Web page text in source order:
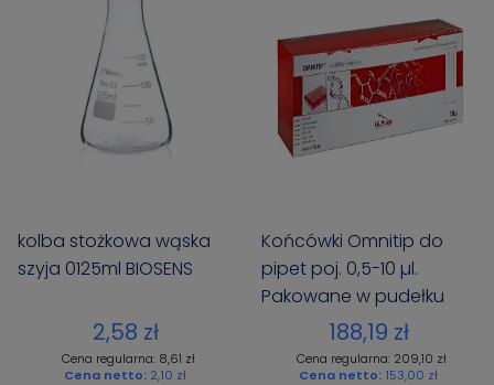
kolba stożkowa wąska
szyja 0125ml BIOSENS
2,58 zł
Cena regularna: 8,61 zł
Cena netto: 2,10 zł
Końcówki Omnitip do
pipet poj. 0,5-10 µl.
Pakowane w pudełku
rack po 96 szt./pudełko
188,19 zł
Cena regularna: 209,10 zł
Cena netto: 153,00 zł